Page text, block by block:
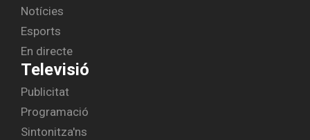
Notícies
Esports
En directe
Televisió
Publicitat
Programació
Sintonitza'ns